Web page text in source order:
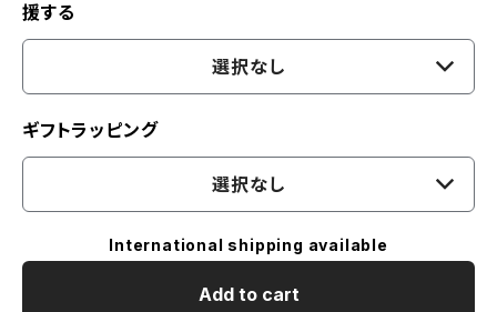
援する
選択なし
ギフトラッピング
選択なし
International shipping available
Add to cart